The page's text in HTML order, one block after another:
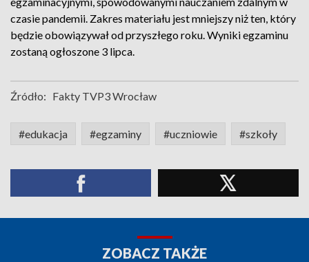
czasie pandemii. Zakres materiału jest mniejszy niż ten, który
będzie obowiązywał od przyszłego roku. Wyniki egzaminu
zostaną ogłoszone 3 lipca.
Źródło: Fakty TVP3 Wrocław
#edukacja #egzaminy #uczniowie #szkoły
ZOBACZ TAKŻE